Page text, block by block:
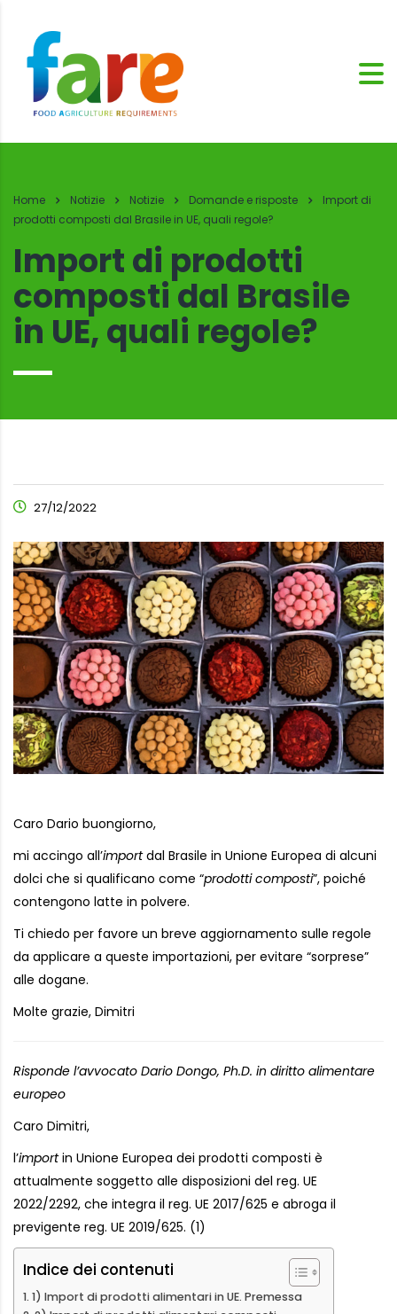
Home Notizie Notizie Domande e risposte
Import di
prodotti composti dal Brasile in UE, quali regole?
Import di prodotti
composti dal Brasile
in UE, quali regole?
27/12/2022
Caro Dario buongiorno,
mi accingo all’importdal Brasile in Unione Europea di alcuni
dolci che si qualificano come “prodotti composti”, poiché
contengono latte in polvere.
Ti chiedo per favore un breve aggiornamento sulle regole
da applicare a queste importazioni, per evitare “sorprese”
alle dogane.
Molte grazie, Dimitri
Risponde l’avvocato Dario Dongo, Ph.D. in diritto alimentare
europeo
Caro Dimitri,
l’importin Unione Europea dei prodotti composti è
attualmente soggetto alle disposizioni del reg. UE
2022/2292, che integra il reg. UE 2017/625 e abroga il
previgente reg. UE 2019/625. (1)
Indice dei contenuti
1) Import di prodotti alimentari in UE. Premessa